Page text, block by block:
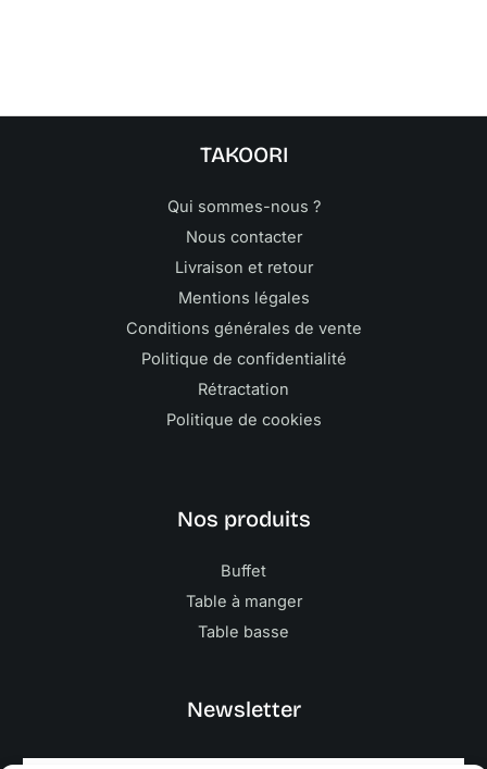
TAKOORI
Qui sommes-nous ?
Nous contacter
Livraison et retour
Mentions légales
Conditions générales de vente
Politique de confidentialité
Rétractation
Politique de cookies
Nos produits
Buffet
Table à manger
Table basse
Newsletter